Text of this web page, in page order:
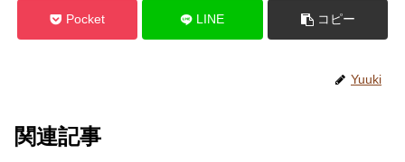
Pocket LINE コピー
Yuuki
関連記事